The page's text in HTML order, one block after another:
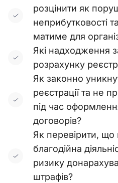
розцінити як
неприбутковості
матиме для
Які надходження
розрахунку
Як законно
реєстрації та не
під час
договорів?
Як перевірити, що
благодійна
ризику
штрафів?